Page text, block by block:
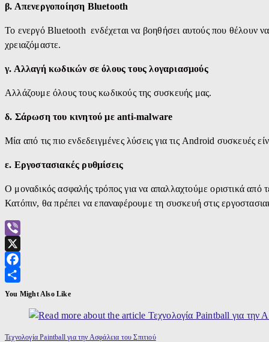
β. Απενεργοποίηση Bluetooth
Το ενεργό Bluetooth ενδέχεται να βοηθήσει αυτούς που θέλουν
χρειαζόμαστε.
γ. Αλλαγή κωδικών σε όλους τους λογαριασμούς
Αλλάζουμε όλους τους κωδικούς της συσκευής μας.
δ. Σάρωση του κινητού με anti-malware
Μία από τις πιο ενδεδειγμένες λύσεις για τις Android συσκευές
ε. Εργοστασιακές ρυθμίσεις
Ο μοναδικός ασφαλής τρόπος για να απαλλαχτούμε οριστικά από
Κατόπιν, θα πρέπει να επαναφέρουμε τη συσκευή στις
Viber
X
Facebook
Μοιραστείτε
You Might Also Like
Τεχνολογία Paintball για την Ασφάλεια του Σπιτιού